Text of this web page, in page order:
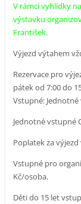
V rámci vyhlídky
výstavku
František.
Výjezd výtahem
Rezervace pro
pátek od 7:00 do
Vstupné:
Jednotné vstupné
Poplatek za
Vstupné pro
Kč/osoba.
Děti do 15 let